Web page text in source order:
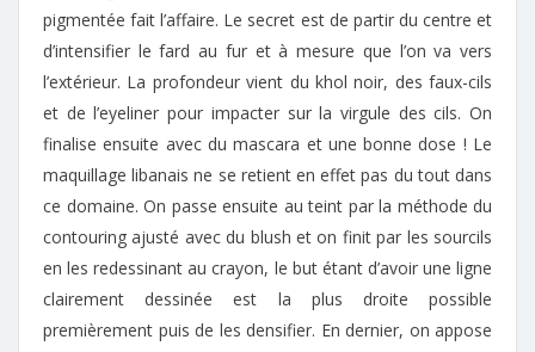
pigmentée fait l’affaire. Le secret est de partir du centre et
d’intensifier le fard au fur et à mesure que l’on va vers
l’extérieur. La profondeur vient du khol noir, des faux-cils
et de l’eyeliner pour impacter sur la virgule des cils. On
finalise ensuite avec du mascara et une bonne dose ! Le
maquillage libanais ne se retient en effet pas du tout dans
ce domaine. On passe ensuite au teint par la méthode du
contouring ajusté avec du blush et on finit par les sourcils
en les redessinant au crayon, le but étant d’avoir une ligne
clairement dessinée est la plus droite possible
premièrement puis de les densifier. En dernier, on appose